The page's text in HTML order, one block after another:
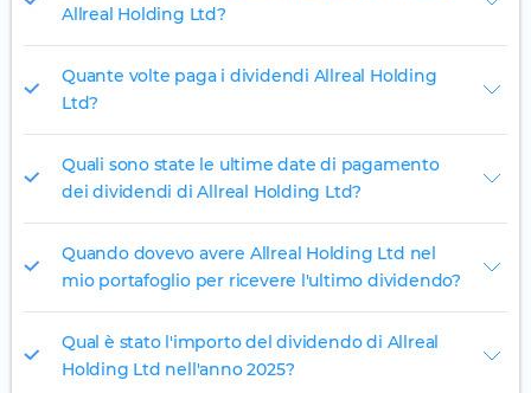
Allreal Holding Ltd?
Quante volte paga i dividendi Allreal Holding
Ltd?
Quali sono state le ultime date di pagamento
dei dividendi di Allreal Holding Ltd?
Quando dovevo avere Allreal Holding Ltd nel
mio portafoglio per ricevere l'ultimo dividendo?
Qual è stato l'importo del dividendo di Allreal
Holding Ltd nell'anno 2025?